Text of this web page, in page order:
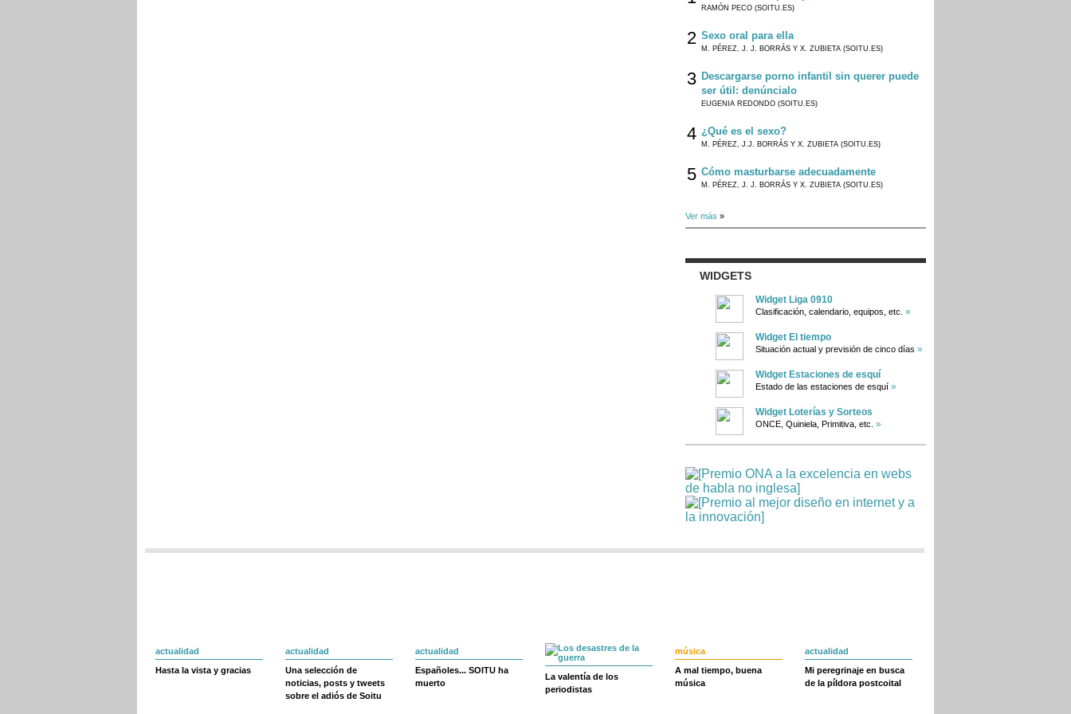
RAMÓN PECO (SOITU.ES)
2 Sexo oral para ella
M. PÉREZ, J. J. BORRÁS Y X. ZUBIETA (SOITU.ES)
3 Descargarse porno infantil sin querer puede
ser útil: denúncialo
EUGENIA REDONDO (SOITU.ES)
4 ¿Qué es el sexo?
M. PÉREZ, J.J. BORRÁS Y X. ZUBIETA (SOITU.ES)
5 Cómo masturbarse adecuadamente
M. PÉREZ, J. J. BORRÁS Y X. ZUBIETA (SOITU.ES)
Ver más »
WIDGETS
Widget Liga 0910
Clasificación, calendario, equipos, etc. »
Widget El tiempo
Situación actual y previsión de cinco días »
Widget Estaciones de esquí
Estado de las estaciones de esquí »
Widget Loterías y Sorteos
ONCE, Quiniela, Primitiva, etc. »
actualidad
Hasta la vista y gracias
actualidad
Una selección de
noticias, posts y tweets
sobre el adiós de Soitu
actualidad
Españoles... SOITU ha
muerto
La valentía de los
periodistas
música
A mal tiempo, buena
música
actualidad
Mi peregrinaje en busca
de la píldora postcoital